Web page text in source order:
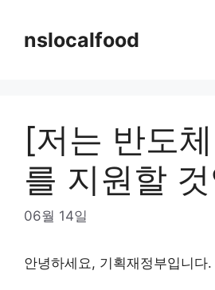
contentnslocalfood
[저는 반도
를 지원할
06월 14일
안녕하세요, 기획재정부입니다.